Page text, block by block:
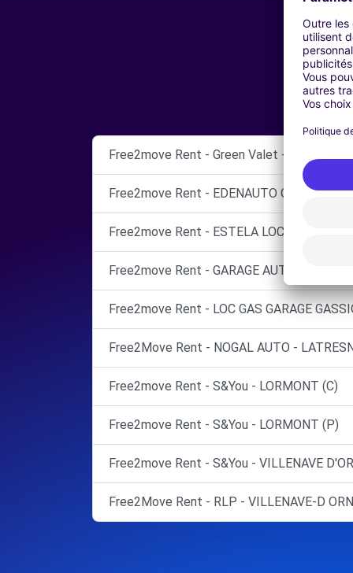
Free2move Rent - Green Valet - Bordeaux
Free2move Rent - EDENAUTO OPEL -
Free2move Rent - ESTELA LOCATION -
Free2move Rent - GARAGE AUTO
Free2move Rent - LOC GAS GARAGE
Free2Move Rent - NOGAL AUTO -
Free2move Rent - S&You - LORMONT (C)
Free2move Rent - S&You - LORMONT (P)
Free2move Rent - S&You - VILLENAVE
Free2Move Rent - RLP - VILLENAVE-D